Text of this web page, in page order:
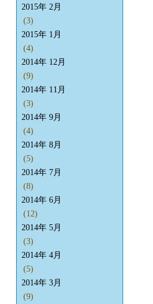
2015年 2月
(3)
2015年 1月
(4)
2014年 12月
(9)
2014年 11月
(3)
2014年 9月
(4)
2014年 8月
(5)
2014年 7月
(8)
2014年 6月
(12)
2014年 5月
(3)
2014年 4月
(5)
2014年 3月
(9)